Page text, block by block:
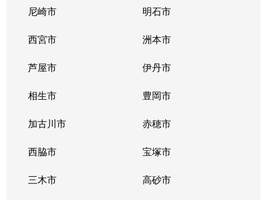
尼崎市 明石市
西宮市 洲本市
芦屋市 伊丹市
相生市 豊岡市
加古川市 赤穂市
西脇市 宝塚市
三木市 高砂市